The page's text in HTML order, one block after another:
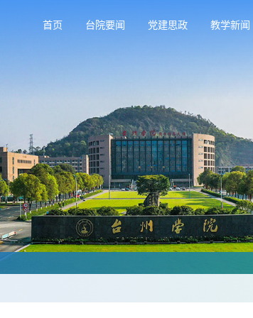
首页 台院要闻 党建思政 教学新闻